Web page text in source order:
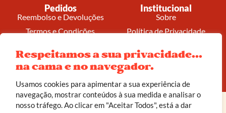
Respeitamos a sua privacidade...
na cama e no navegador.
Usamos cookies para apimentar a sua experiência de
navegação, mostrar conteúdos à sua medida e analisar o
nosso tráfego. Ao clicar em "Aceitar Todos", está a dar
Pedidos
Reembolso e Devoluções
Termos e Condições
Institucional
Sobre
Política de Privacidade
© 2025 d’leite. Todos os direitos reservados.
Feito com carinho por